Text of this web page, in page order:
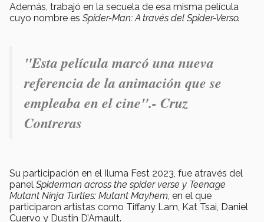
Además, trabajó en la secuela de esa misma película
cuyo nombre es Spider-Man: A través del Spider-Verso.
"Esta película marcó una nueva
referencia de la animación que se
empleaba en el cine".- Cruz
Contreras
Su participación en el Iluma Fest 2023, fue através del
panel Spiderman across the spider verse y Teenage
Mutant Ninja Turtles: Mutant Mayhem, en el que
participaron artistas como Tiffany Lam, Kat Tsai, Daniel
Cuervo y Dustin D’Arnault.